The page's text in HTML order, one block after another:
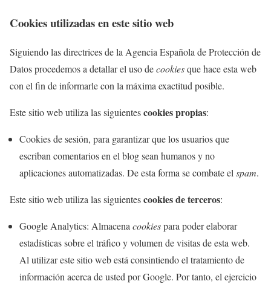
Cookies utilizadas en este sitio web
Siguiendo las directrices de la Agencia Española de Protección de
Datos procedemos a detallar el uso decookiesque hace esta web
con el fin de informarle con la máxima exactitud posible.
Este sitio web utiliza las siguientescookies propias:
Cookies de sesión, para garantizar que los usuarios que
escriban comentarios en el blog sean humanos y no
aplicaciones automatizadas. De esta forma se combate elspam.
Este sitio web utiliza las siguientescookies de terceros:
Google Analytics: Almacenacookiespara poder elaborar
estadísticas sobre el tráfico y volumen de visitas de esta web.
Al utilizar este sitio web está consintiendo el tratamiento de
información acerca de usted por Google. Por tanto, el ejercicio